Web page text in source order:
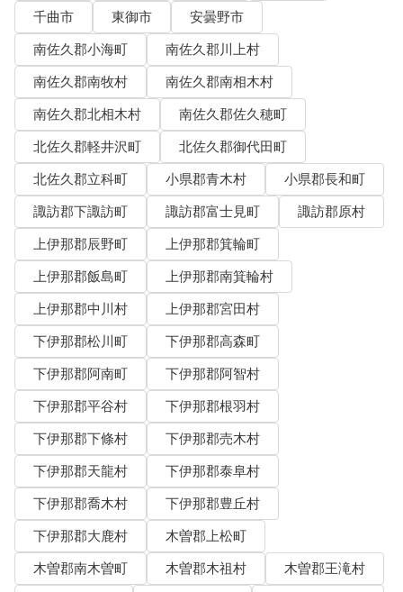
千曲市
東御市
安曇野市
南佐久郡小海町
南佐久郡川上村
南佐久郡南牧村
南佐久郡南相木村
南佐久郡北相木村
南佐久郡佐久穂町
北佐久郡軽井沢町
北佐久郡御代田町
北佐久郡立科町
小県郡青木村
小県郡長和町
諏訪郡下諏訪町
諏訪郡富士見町
諏訪郡原村
上伊那郡辰野町
上伊那郡箕輪町
上伊那郡飯島町
上伊那郡南箕輪村
上伊那郡中川村
上伊那郡宮田村
下伊那郡松川町
下伊那郡高森町
下伊那郡阿南町
下伊那郡阿智村
下伊那郡平谷村
下伊那郡根羽村
下伊那郡下條村
下伊那郡売木村
下伊那郡天龍村
下伊那郡泰阜村
下伊那郡喬木村
下伊那郡豊丘村
下伊那郡大鹿村
木曽郡上松町
木曽郡南木曽町
木曽郡木祖村
木曽郡王滝村